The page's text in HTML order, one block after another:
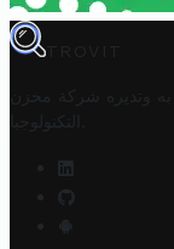
TROVIT
وتديره
شركة مخزن
التكنولوجيا